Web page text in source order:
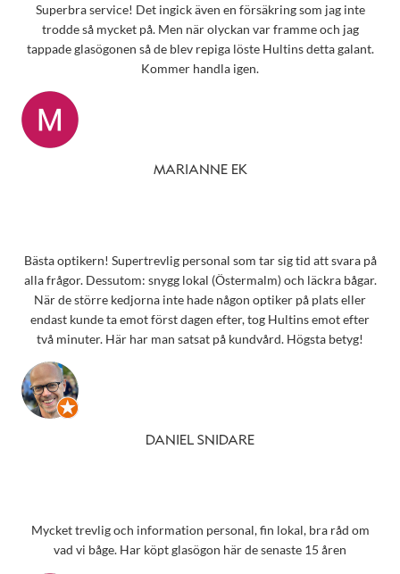
Superbra service! Det ingick även en försäkring som jag inte
trodde så mycket på. Men när olyckan var framme och jag
tappade glasögonen så de blev repiga löste Hultins detta galant.
Kommer handla igen.
MARIANNE EK
Bästa optikern! Supertrevlig personal som tar sig tid att svara på
alla frågor. Dessutom: snygg lokal (Östermalm) och läckra bågar.
När de större kedjorna inte hade någon optiker på plats eller
endast kunde ta emot först dagen efter, tog Hultins emot efter
två minuter. Här har man satsat på kundvård. Högsta betyg!
DANIEL SNIDARE
Mycket trevlig och information personal, fin lokal, bra råd om
vad vi båge. Har köpt glasögon här de senaste 15 åren